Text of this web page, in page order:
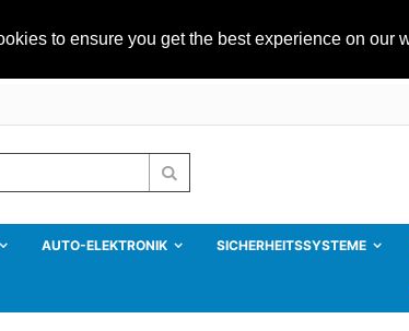
to ensure you get the best experience on our
Suche
AUTO-ELEKTRONIK SICHERHEITSSYSTEME